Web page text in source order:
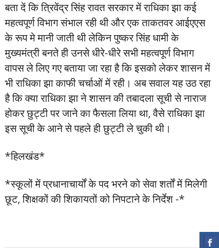
बता दें कि त्रिवेंद्र सिंह रावत सरकार में राधिका झा कई
महत्वपूर्ण विभाग संभाल रही थी और एक ताकतवर आईएएस
के रूप मे मानी जाती थी लेकिन पुष्कर सिंह धामी के
मुख्यमंत्री बनते ही उनसे धीरे-धीरे सभी महत्वपूर्ण विभाग
वापस ले लिए गए बताया जा रहा है कि इसको लेकर शासन में
भी राधिका झा काफी चर्चाओं में रही। अब सवाल यह उठ रहा
है कि क्या राधिका झा ने शासन की तबादला सूची से नाराज
होकर छुट्टी पर जाने का फैसला लिया था, वैसे राधिका झा
इस सूची के आने से पहले ही छुट्टी ले चुकी थी।
*हिलखंड*
*स्कूलों में प्रधानाचार्यों के पद भरने को सेवा शर्तों में मिलेगी
छूट, शिक्षकों की शिकायतों को निपटाने के निर्देश -*